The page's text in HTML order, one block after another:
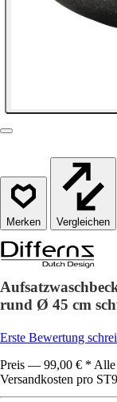
Vergleichen
rund Ø 45 cm
Erste Bewertung
Preis — 99,00 € * Alle
Versandkosten pro ST